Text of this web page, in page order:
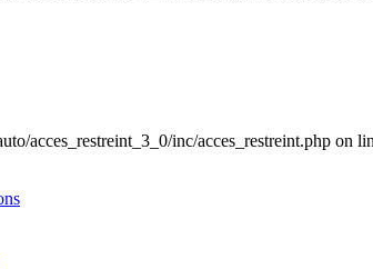
acces_restreint_3_0/inc/acces_restreint.php on